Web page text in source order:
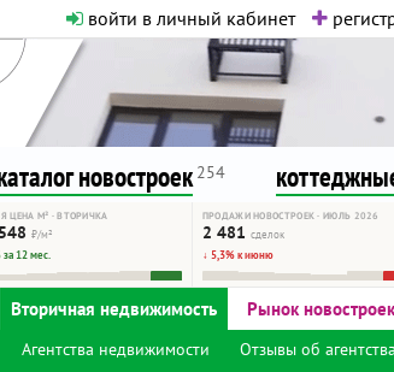
войти в личный кабинет
Никакого шок-
он помогает вам.
новостроек 254
ЦЕНА М² · ВТОРИЧКА
₽/м²
за 12 мес.
ПРОДАЖИ НОВОСТРОЕК · ИЮЛЬ 2026
2 481 сделок
↓ 5,3% к июню
Вторичная недвижимость Рынок новостроек
Агентства недвижимости
Отзывы об